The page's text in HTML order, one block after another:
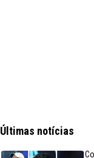
Últimas notícias